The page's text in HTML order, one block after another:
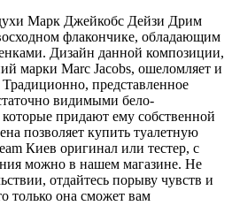
Марк Джейкобс Дейзи Дрим
флакончике, обладающим
Дизайн данной композиции,
марки Marc Jacobs, ошеломляет и
представленное
видимыми бело-
придают ему собственной
позволяет купить туалетную
Киев оригинал или тестер, с
можно в нашем магазине. Не
отдайтесь порыву чувств и
только она сможет вам